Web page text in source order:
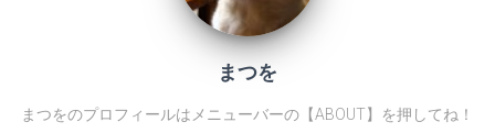
まつを
まつをのプロフィールはメニューバーの【ABOUT】を押してね！